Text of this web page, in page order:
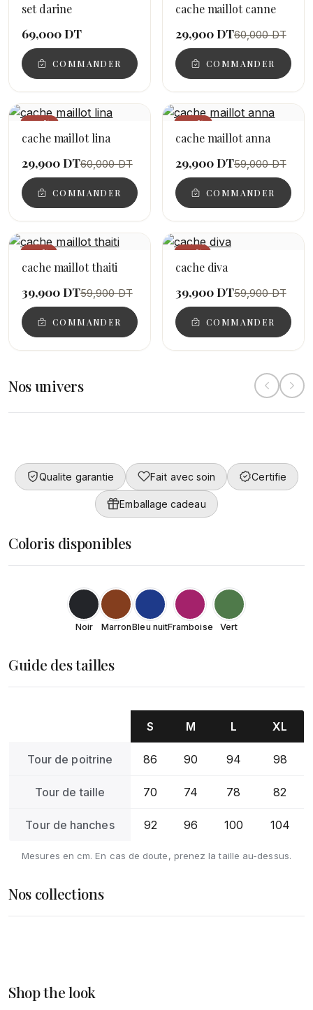
set darine
69,000 DT
COMMANDER
cache maillot canne
29,900 DT60,000 DT
COMMANDER
−50%
cache maillot lina
29,900 DT60,000 DT
COMMANDER
−49%
cache maillot anna
29,900 DT59,000 DT
COMMANDER
−33%
cache maillot thaiti
39,900 DT59,900 DT
COMMANDER
−33%
cache diva
39,900 DT59,900 DT
COMMANDER
Nos univers
Femme
DÉCOUVRIR
Qualite garantie Fait avec soin Certifie
Emballage cadeau
Coloris disponibles
Noir MarronBleu nuitFramboise Vert
Guide des tailles
S M L XL
Tour de poitrine 86 90 94 98
Tour de taille 70 74 78 82
Tour de hanches 92 96 100 104
Mesures en cm. En cas de doute, prenez la taille au-dessus.
Nos collections
DÉCOUVRIR
Accessoires
DÉCOUVRIR
Shop the look